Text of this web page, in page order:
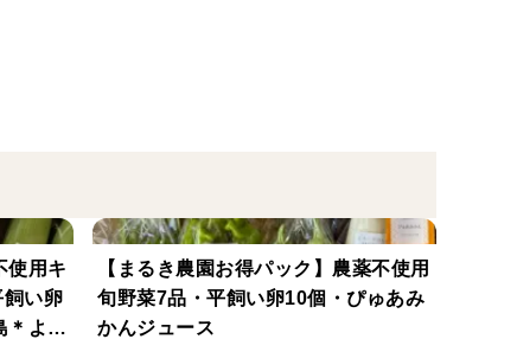
し上がりください。
使用キ
い卵
＊より
【まるき農園お得パック】農薬不使用
旬野菜7品・平飼い卵10個・ぴゅあみ
かんジュース